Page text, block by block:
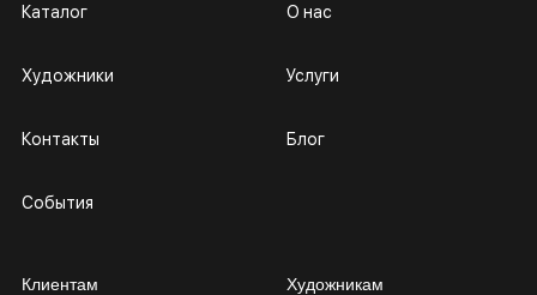
Каталог
Художники
Контакты
События
О нас
Услуги
Блог
Клиентам Художникам